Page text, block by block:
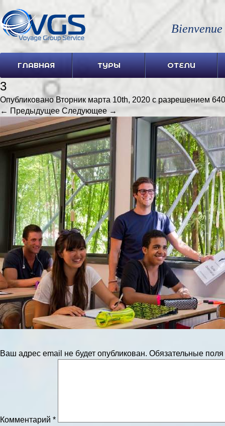
ГЛАВНАЯ ТУРЫ ОТЕЛИ
3
ОпубликованоВторник марта 10th, 2020 с разрешением
← Предыдущее Следующее →
Ваш адрес email не будет опубликован. Обязательные
Комментарий *